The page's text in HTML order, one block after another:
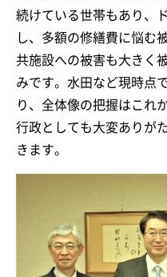
続けている世帯もあり、
し、多額の修繕費に悩む
共施設への被害も大きく
みです。水田など現時点
り、全体像の把握はこれ
行政としても大変ありが
きます。